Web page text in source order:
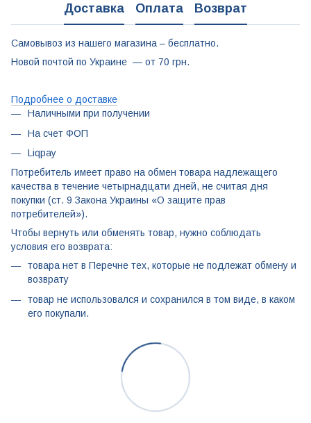
Доставка Оплата Возврат
Самовывоз из нашего магазина – бесплатно.
Новой почтой по Украине — от 70 грн.
Подробнее о доставке
Наличными при получении
На счет ФОП
Liqpay
Потребитель имеет право на обмен товара надлежащего
качества в течение четырнадцати дней, не считая дня
покупки (ст. 9 Закона Украины «О защите прав
потребителей»).
Чтобы вернуть или обменять товар, нужно соблюдать
условия его возврата:
товара нет в Перечне тех, которые не подлежат обмену и
возврату
товар не использовался и сохранился в том виде, в каком
его покупали.